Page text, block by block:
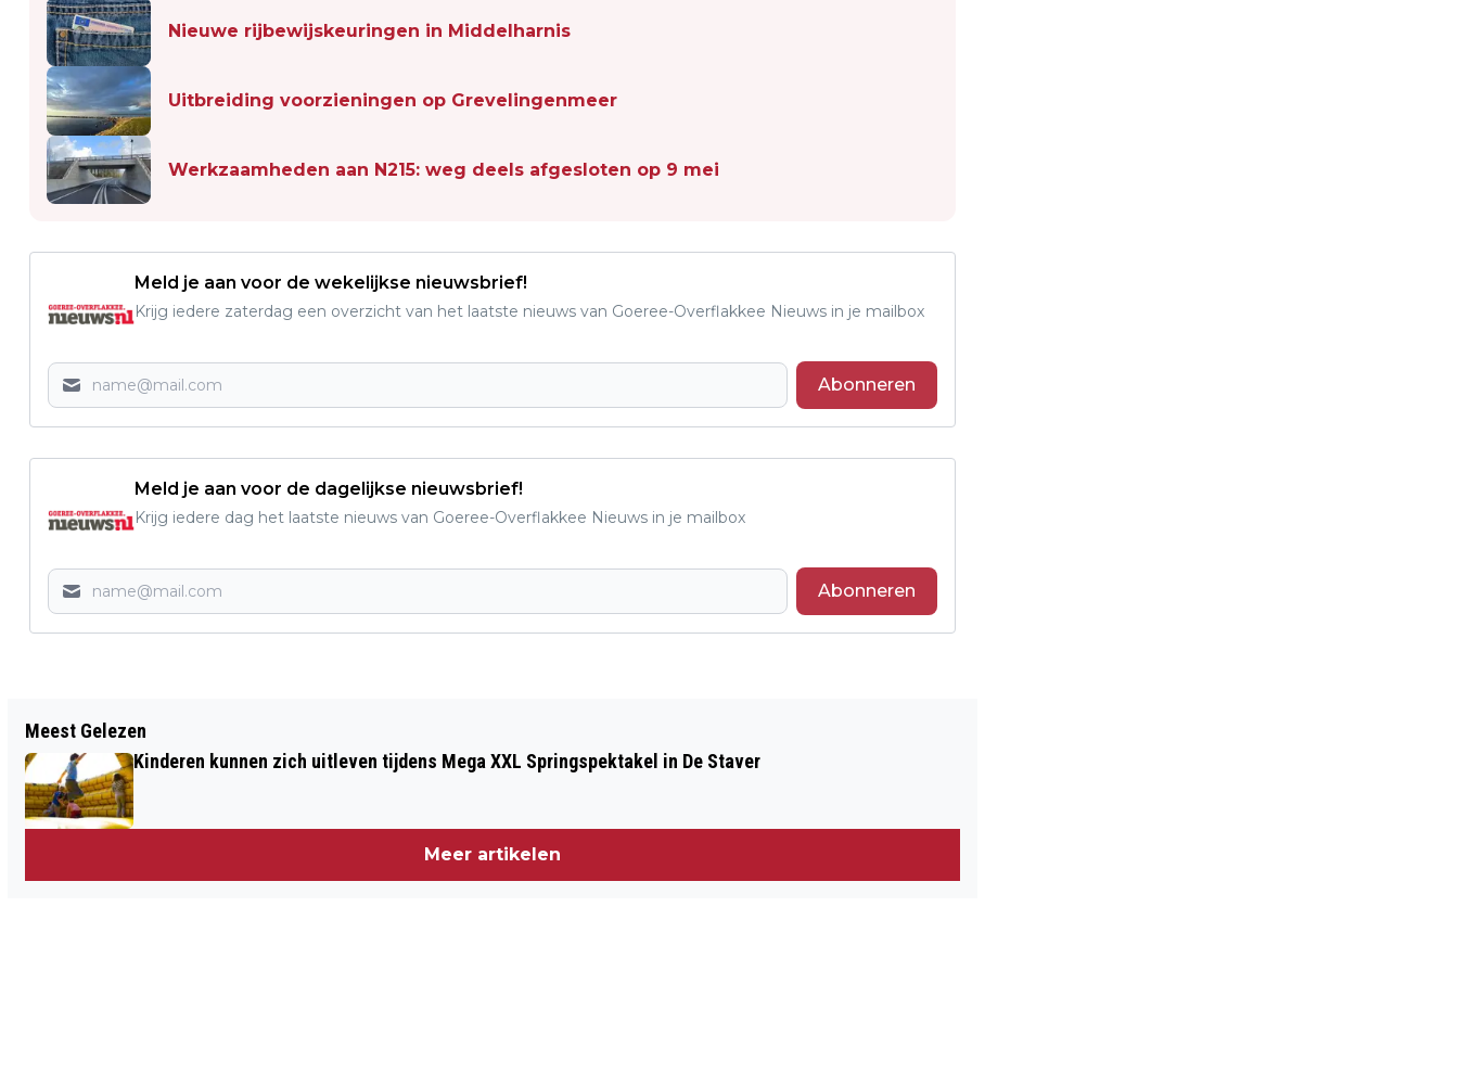
Nieuwe rijbewijskeuringen in Middelharnis
Uitbreiding voorzieningen op Grevelingenmeer
Werkzaamheden aan N215: weg deels afgesloten op 9 mei
Meld je aan voor de wekelijkse nieuwsbrief!
Krijg iedere zaterdag een overzicht van het laatste nieuws van Goeree-Overflakkee Nieuws in je mailbox
Abonneren
Meld je aan voor de dagelijkse nieuwsbrief!
Krijg iedere dag het laatste nieuws van Goeree-Overflakkee Nieuws in je mailbox
Abonneren
LEERLINGEN RGO SPELEN JAARLIJKSE
MUSICAL IN JUNI
UIT HANDEN, GOZ SLAAT TOE IN
Meest Gelezen
Kinderen kunnen zich uitleven tijdens Mega XXL Springspektakel in De Staver
Meer artikelen